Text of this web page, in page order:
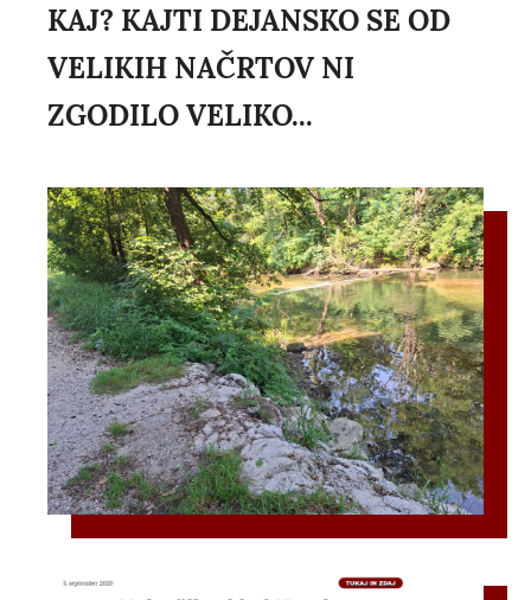
KAJ? KAJTI DEJANSKO SE OD
VELIKIH NAČRTOV NI
ZGODILO VELIKO...